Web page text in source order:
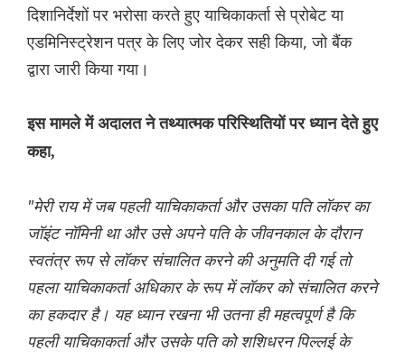
दिशानिर्देशों पर भरोसा करते हुए याचिकाकर्ता से प्रोबेट या
एडमिनिस्ट्रेशन पत्र के लिए जोर देकर सही किया, जो बैंक
द्वारा जारी किया गया।
इस मामले में अदालत ने तथ्यात्मक परिस्थितियों पर ध्यान देते हुए
कहा,
"मेरी राय में जब पहली याचिकाकर्ता और उसका पति लॉकर का
जॉइंट नॉमिनी था और उसे अपने पति के जीवनकाल के दौरान
स्वतंत्र रूप से लॉकर संचालित करने की अनुमति दी गई तो
पहला याचिकाकर्ता अधिकार के रूप में लॉकर को संचालित करने
का हकदार है। यह ध्यान रखना भी उतना ही महत्वपूर्ण है कि
पहली याचिकाकर्ता और उसके पति को शशिधरन पिल्लई के